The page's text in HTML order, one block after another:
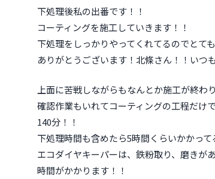
下処理後私の出番です！！
コーティングを施工していきます！！
下処理をしっかりやってくれてるのでとて
ありがとうございます！北條さん！！い
上面に苦戦しながらもなんとか施工が終わり
確認作業もいれてコーティングの工程だけで
140分！！
下処理時間も含めたら5時間くらいかかって
エコダイヤキーパーは、鉄粉取り、磨きが
時間がかかります！！